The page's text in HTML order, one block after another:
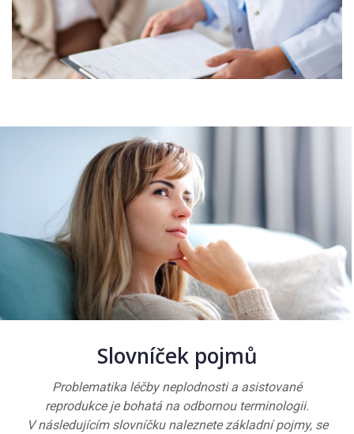
Slovníček pojmů
Problematika léčby neplodnosti a asistované
reprodukce je bohatá na odbornou terminologii.
V následujícím slovníčku naleznete základní pojmy, se